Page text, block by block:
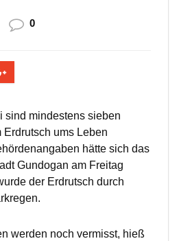
0
sind mindestens sieben
ums Leben
hätte sich das
Gundogan am Freitag
der Erdrutsch durch
werden noch vermisst, hieß